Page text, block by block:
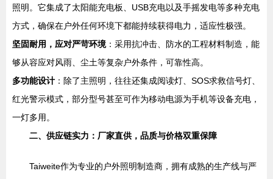
照明。它集成了太阳能充电板、USB充电以及手摇发电等多种充电
方式，确保在户外任何环境下都能持续获得电力，适应性极强。
坚固耐用，应对严苛环境：采用抗冲击、防水的工程材料制造，能
够从容应对风雨、尘土等复杂户外条件，可靠性高。
多功能设计 ：除了主照明，往往还集成阅读灯、SOS求救信号灯、
红光警示模式，部分型号甚至可作为移动电源为手机等设备充电，
一灯多用。
二、供应链实力：厂家直供，品质与价格双重保障
Taiweite作为专业的户外照明制造商，拥有成熟的生产线与严